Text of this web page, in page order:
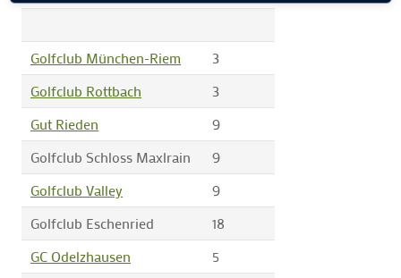
Golfclub München-Riem
3
Golfclub Rottbach
3
Gut Rieden
9
Golfclub Schloss Maxlrain
9
Golfclub Valley
9
Golfclub Eschenried
18
GC Odelzhausen
5